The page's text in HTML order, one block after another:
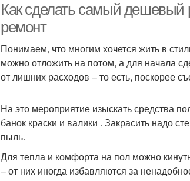
Как сделать самый дешевый
ремонт
Понимаем, что многим хочется жить в
можно отложить на потом, а для начала
от лишних расходов – то есть, поскорее
На это мероприятие изыскать средства
банок краски и валики . Закрасить надо
пыль.
Для тепла и комфорта на пол можно
– от них иногда избавляются за